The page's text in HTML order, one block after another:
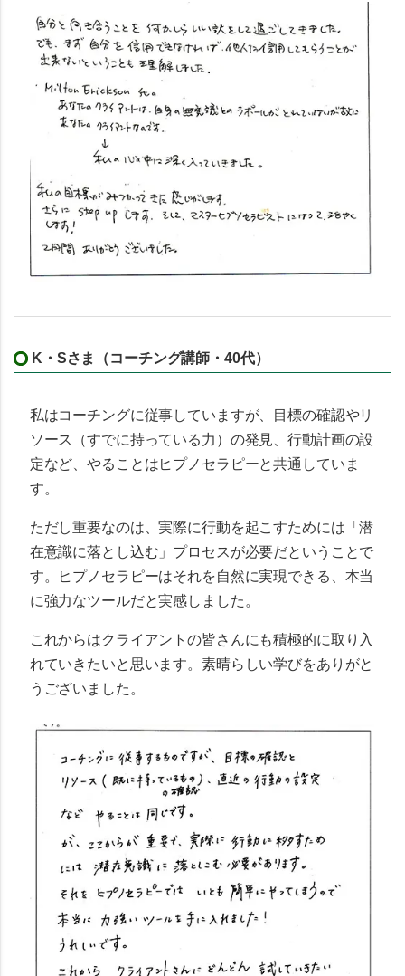
K・Sさま（コーチング講師・40代）
私はコーチングに従事していますが、目標の確認やリ
ソース（すでに持っている力）の発見、行動計画の設
定など、やることはヒプノセラピーと共通していま
す。
ただし重要なのは、実際に行動を起こすためには「潜
在意識に落とし込む」プロセスが必要だということで
す。ヒプノセラピーはそれを自然に実現できる、本当
に強力なツールだと実感しました。
これからはクライアントの皆さんにも積極的に取り入
れていきたいと思います。素晴らしい学びをありがと
うございました。